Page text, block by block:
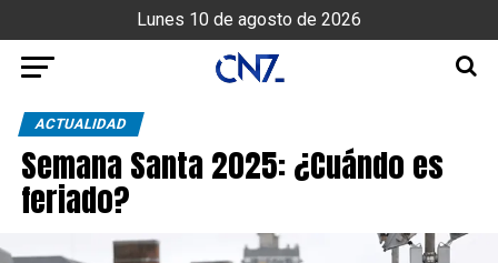
Lunes 10 de agosto de 2026
ACTUALIDAD
Semana Santa 2025: ¿Cuándo es
feriado?